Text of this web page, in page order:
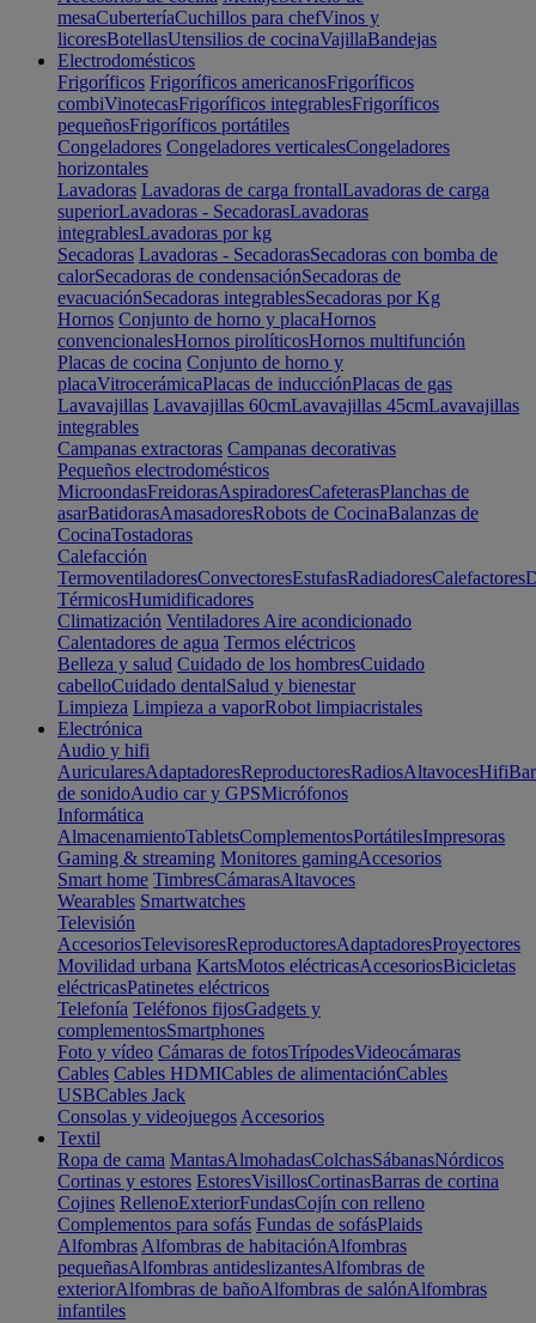
mesaCuberteríaCuchillos para chefVinos y
licoresBotellasUtensilios de cocinaVajillaBandejas
Electrodomésticos
Frigoríficos Frigoríficos americanosFrigoríficos
combiVinotecasFrigoríficos integrablesFrigoríficos
pequeñosFrigoríficos portátiles
Congeladores Congeladores verticalesCongeladores
horizontales
Lavadoras Lavadoras de carga frontalLavadoras de carga
superiorLavadoras - SecadorasLavadoras
integrablesLavadoras por kg
Secadoras Lavadoras - SecadorasSecadoras con bomba de
calorSecadoras de condensaciónSecadoras de
evacuaciónSecadoras integrablesSecadoras por Kg
Hornos Conjunto de horno y placaHornos
convencionalesHornos pirolíticosHornos multifunción
Placas de cocina Conjunto de horno y
placaVitrocerámicaPlacas de inducciónPlacas de gas
Lavavajillas Lavavajillas 60cmLavavajillas 45cmLavavajillas
integrables
Campanas extractoras Campanas decorativas
Pequeños electrodomésticos
MicroondasFreidorasAspiradoresCafeterasPlanchas de
asarBatidorasAmasadoresRobots de CocinaBalanzas de
CocinaTostadoras
Calefacción
TermoventiladoresConvectoresEstufasRadiadoresCalefactores
TérmicosHumidificadores
Climatización Ventiladores Aire acondicionado
Calentadores de agua Termos eléctricos
Belleza y salud Cuidado de los hombresCuidado
cabelloCuidado dentalSalud y bienestar
Limpieza Limpieza a vaporRobot limpiacristales
Electrónica
Audio y hifi
AuricularesAdaptadoresReproductoresRadiosAltavocesHifi
de sonidoAudio car y GPSMicrófonos
Informática
AlmacenamientoTabletsComplementosPortátilesImpresoras
Gaming & streaming Monitores gamingAccesorios
Smart home TimbresCámarasAltavoces
Wearables Smartwatches
Televisión
AccesoriosTelevisoresReproductoresAdaptadoresProyectores
Movilidad urbana KartsMotos eléctricasAccesoriosBicicletas
eléctricasPatinetes eléctricos
Telefonía Teléfonos fijosGadgets y
complementosSmartphones
Foto y vídeo Cámaras de fotosTrípodesVideocámaras
Cables Cables HDMICables de alimentaciónCables
USBCables Jack
Consolas y videojuegos Accesorios
Textil
Ropa de cama MantasAlmohadasColchasSábanasNórdicos
Cortinas y estores EstoresVisillosCortinasBarras de cortina
Cojines RellenoExteriorFundasCojín con relleno
Complementos para sofás Fundas de sofásPlaids
Alfombras Alfombras de habitaciónAlfombras
pequeñasAlfombras antideslizantesAlfombras de
exteriorAlfombras de bañoAlfombras de salónAlfombras
infantiles